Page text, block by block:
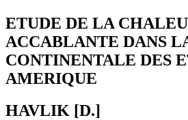
ETUDE DE LA
ACCABLANTE DANS
CONTINENTALE DES
AMERIQUE
HAVLIK [D.]